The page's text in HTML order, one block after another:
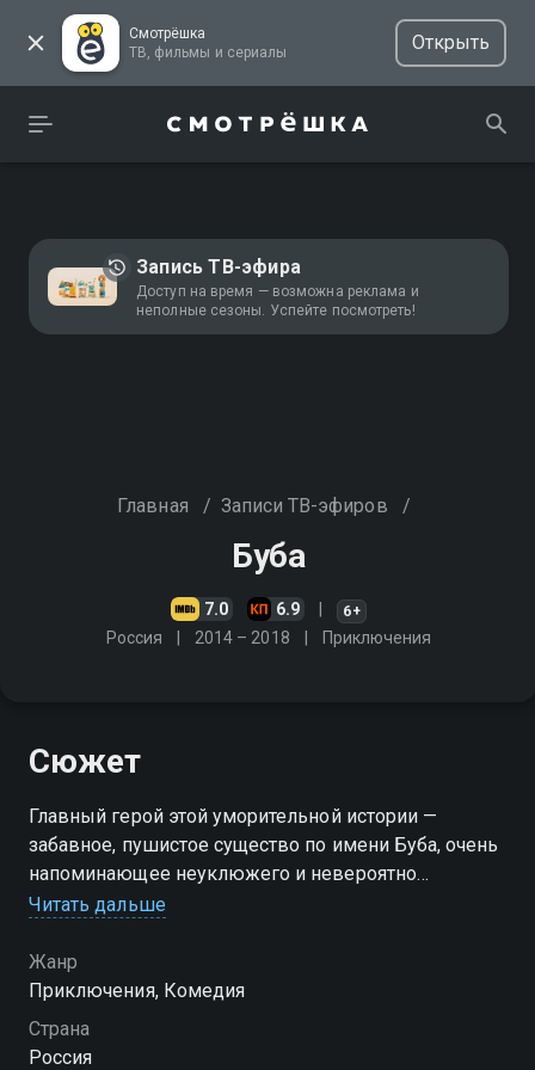
Смотрёшка
ТВ, фильмы и сериалы
Открыть
Запись ТВ-эфира
Доступ на время — возможна реклама и
неполные сезоны. Успейте посмотреть!
Главная / Записи ТВ-эфиров /
Буба
7.0 6.9 6+
Россия 2014 – 2018 Приключения
Сюжет
Главный герой этой уморительной истории —
забавное, пушистое существо по имени Буба, очень
напоминающее неуклюжего и невероятно
любопытного домового. По стечению обстоятельств
человеческой цивилизации и теперь внезапно
оказался в современном мегаполисе. Он
совершенно не умеет разговаривать, выражая свои
эмоции исключительно забавными звуками,
Читать дальше
Жанр
Приключения, Комедия
Страна
Россия